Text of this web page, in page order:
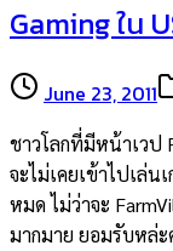
Gaming ใน
June 23, 2011
ชาวโลกที่มีหน้าเวป
จะไม่เคยเข้าไปเล่
หมด ไม่ว่าจะ
มากมาย ยอมรับหล่